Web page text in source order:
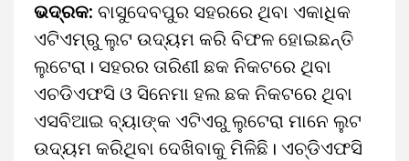
ଭଦ୍ରକ: ବାସୁଦେବପୁର ସହରରେ ଥିବା ଏକାଧିକ
ଏଟିଏମ୍‌ରୁ ଲୁଟ ଉଦ୍ୟମ କରି ବିଫଳ ହୋଇଛନ୍ତି
ଲୁଟେରା। ସହରର ତାରିଣୀ ଛକ ନିକଟରେ ଥିବା
ଏଚଡିଏଫସି ଓ ସିନେମା ହଲ ଛକ ନିକଟରେ ଥିବା
ଏସବିଆଇ ବ୍ୟାଙ୍କ ଏଟିଏରୁ ଲୁଟେରା ମାନେ ଲୁଟ
ଉଦ୍ୟମ କରିଥିବା ଦେଖିବାକୁ ମିଳିଛି। ଏଚ୍‌ଡିଏଫସି